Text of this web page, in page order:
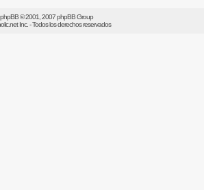
phpBB© 2001, 2007 phpBB Group
Inc. - Todos los derechos reservados